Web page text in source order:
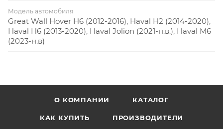
Модель автомобиля
Great Wall Hover H6 (2012-2016), Haval H2 (2014-2020),
Haval H6 (2013-2020), Haval Jolion (2021-н.в.), Haval M6
(2023-н.в)
О КОМПАНИИ КАТАЛОГ
КАК КУПИТЬ ПРОИЗВОДИТЕЛИ